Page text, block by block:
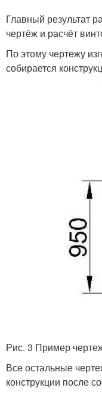
Главный результат
чертёж и расчёт
По этому чертежу
собирается
Рис. 3 Пример
Все остальные
конструкции после